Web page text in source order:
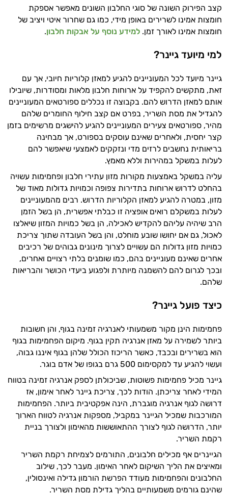
קצב הפירוק השונה של סוגי החלבון השונים מאפשר אספקת
חומצות אמינו לשרירים באופן מידי, כמו גם שחרור איטי ויציב של
חומצות אמינו לאורך זמן. למידע נוסף על אבקות חלבון.
למי מיועד גיינר?
גיינר מיועד לכל המעוניינים להגיע למאזן קלוריות חיובי, אך עם
זאת, מתקשים להקפיד על ארוחות חלבון מלאות ומסודרות, שיובילו
אותם למאזן הדרוש להם. בקבוצה זו נכללים ספורטאים המעוניינים
להגדיל את מסת השריר, בפרט אם קצב חילוף החומרים שלהם
מהיר, ספורטאים צעירים המעוניינים להגיע להישגים מרשימים בזמן
קצר יחסית, ולאחרים שאינם עוסקים בספורט, אך מבחינה
בריאותית נחשבים לרזים מדי ונזקקים לאמצעי שיאפשר להם
לעלות במשקל במהירות וללא מאמץ.
עליה במשקל באמצעות מקורות מזון עתירי חלבון ופחמימות עשויה
בהחלט לדרוש ארוחות בתדירות צפופה וכמויות גדולות מאוד של
מזון, במטרה להגיע למאזן הקלוריות הדרוש. רבים מהמעוניינים
לעלות במשקלם רואים אופציה זו כבלתי אפשרית, הן בשל הזמן
הרב שיהיה עליהם להקדיש לאכילה, הן בשל כמויות המזון שיאלצו
לאכול, גם אם יחושו שובע מוחלט, והן בשל העובדה שתוך צריכת
כמויות מזון גדולות הם עשויים לצרוך מינונים גבוהים של רכיבים
אחרים שאינם מעוניינים בהם, כמו שומנים בלתי רצויים ואחרים,
ובכך לגרום להם להשמנה מיותרת ולפגוע ביעדי הכושר והבריאות
שלהם.
כיצד פועל גיינר?
פחמימות הינן מקור משמעותי לאנרגיה זמינה בגוף, והן חשובות
ביותר לשמירה על מאזן אנרגיה תקין בגוף. מיקום הפחמימות בגוף
הוא בשרירים ובכבד, כאשר הריכוז הכולל שלהן בגוף איננו גבוה,
ועשוי להגיע עד למקסימום 500 גרם בגופו של אדם בוגר.
גיינר מכיל פחמימות פשוטות, שביכולתן לספק אנרגיה זמינה בטווח
המידי לאחר צריכתן. הודות לכך, צריכת גיינר לאחר אימון, אז
דרושה לגוף אנרגיה מוגברת, הינה אפקטיבית ביותר. הפחמימות
המורכבות שמכיל הגיינר במקביל, מספקות אנרגיה לטווח הארוך
יותר, הדרושה לגוף לצורך ההתאוששות מהאימון ולצורך בניית
רקמת השריר.
הגיינרים אף מכילים חלבונים, התורמים לצמיחת רקמת השריר
ומאיצים את הליך השיקום לאחר האימון. מעבר לכך, שילוב
החלבונים והפחמימות מעודד הפרשת הורמון גדילה ואינסולין,
שהינם גורמים משמעותיים בהליך גדילת מסת השריר.
היי,
אני יועץ הבריאות האישי AI של טבע בריא.
התשובות שלי מבוססות על מאגרי מידע קליניים
וספרות מקצועית בתחומי הרפואה הטבעית
אני כאן כדי לעזור לך להתאים את תוספי
התזונה ומוצרי הבריאות המדויקים למטרות
ולמצב הגופני שלך, ולהסביר לך אילו רכיבים
עובדים יחד כדי למקסם תוצאות גם בחיי היום
יום וגם בתחום הכושר והספורט.
המטרה שלי היא להתאים עבורך המלצות
אישיות מבוססות מדעית.